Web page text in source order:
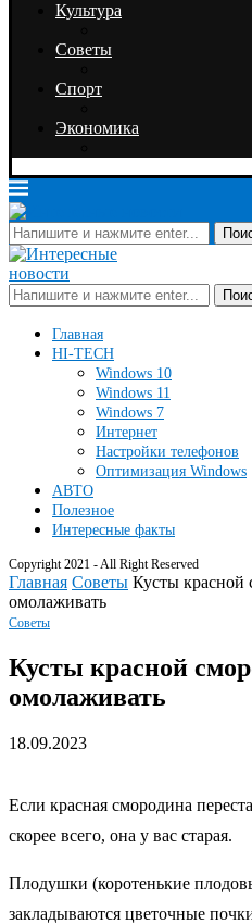
Культура
Советы
Спорт
Экономика
Главная
HI-TECH
Windows 10
Windows 11
Windows 7
Интернет
Настройки телефонов
Оптимизация Windows
АВТО
Полезное
Интересные факты
Copyright 2021 - All Right Reserved
Главная Советы Кусты красной
омолаживать
Советы
Кусты красной
омолаживать
18.09.2023
Если красная смородина
скорее всего, она у вас старая.
Плодушки (коротенькие
закладываются цветочные